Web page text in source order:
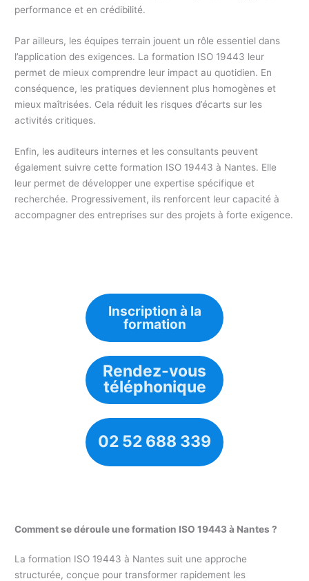
performance et en crédibilité.
Par ailleurs, les équipes terrain jouent un rôle essentiel dans
l’application des exigences. La formation ISO 19443 leur
permet de mieux comprendre leur impact au quotidien. En
conséquence, les pratiques deviennent plus homogènes et
mieux maîtrisées. Cela réduit les risques d’écarts sur les
activités critiques.
Enfin, les auditeurs internes et les consultants peuvent
également suivre cette formation ISO 19443 à Nantes. Elle
leur permet de développer une expertise spécifique et
recherchée. Progressivement, ils renforcent leur capacité à
accompagner des entreprises sur des projets à forte exigence.
Inscription à la
formation
Rendez-vous
téléphonique
02 52 688 339
Comment se déroule une formation ISO 19443 à Nantes ?
La formation ISO 19443 à Nantes suit une approche
structurée, conçue pour transformer rapidement les